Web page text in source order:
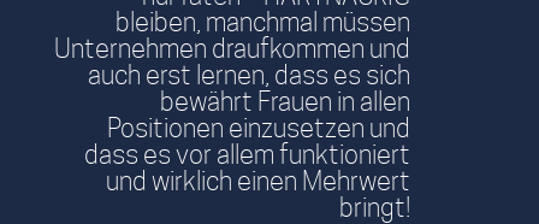
bleiben, manchmal müssen
Unternehmen draufkommen und
auch erst lernen, dass es sich
bewährt Frauen in allen
Positionen einzusetzen und
dass es vor allem funktioniert
und wirklich einen Mehrwert
bringt!